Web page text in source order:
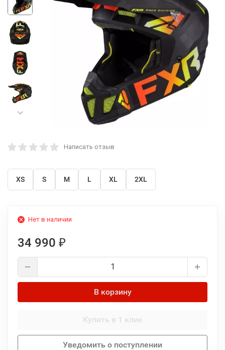
Написать отзыв
XS S M L XL 2XL
Нет в наличии
34 990 ₽
В корзину
Купить в 1 клик
Уведомить о поступлении